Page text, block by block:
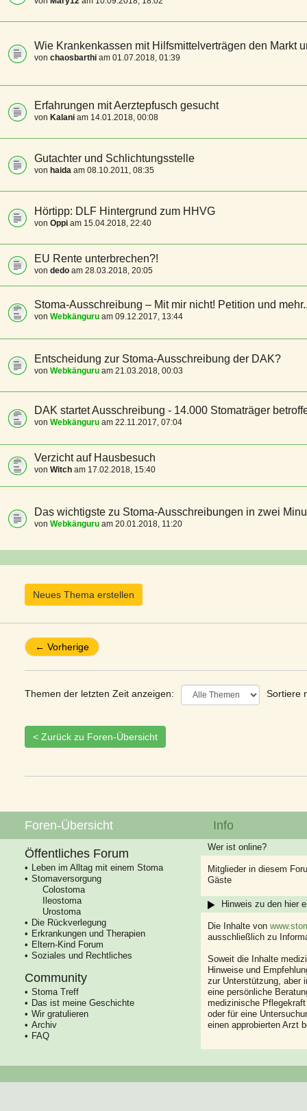
Wie Krankenkassen mit Hilfsmittelverträgen den Markt
von chaosbarthi am 01.07.2018, 01:39
Erfahrungen mit Aerztepfusch gesucht
von Kalani am 14.01.2018, 00:08
Gutachter und Schlichtungsstelle
von haida am 08.10.2011, 08:35
Hörtipp: DLF Hintergrund zum HHVG
von Oppi am 15.04.2018, 22:40
EU Rente unterbrechen?!
von dedo am 28.03.2018, 20:05
Stoma-Ausschreibung – Mit mir nicht! Petition und
von Webkänguru am 09.12.2017, 13:44
Entscheidung zur Stoma-Ausschreibung der DAK?
von Webkänguru am 21.03.2018, 00:03
DAK startet Ausschreibung - 14.000 Stomaträger
von Webkänguru am 22.11.2017, 07:04
Verzicht auf Hausbesuch
von Witch am 17.02.2018, 15:40
Das wichtigste zu Stoma-Ausschreibungen in zwei
von Webkänguru am 20.01.2018, 11:20
Neues Thema erstellen
← Vorherige
Themen der letzten Zeit anzeigen: Sortiere
< Zurück zu Foren-Übersicht
Foren-Übersicht
Öffentliches Forum
Leben im Alltag mit einem Stoma
Stomaversorgung
Colostoma
Ileostoma
Urostoma
Die Rückverlegung
Erkrankungen und Therapien
Eltern-Kind Forum
Soziales und Rechtliches
Community
Stoma Treff
Das ist meine Geschichte
Wir gratulieren
Archiv
FAQ
Info
Wer ist online?
Mitglieder in diesem
Gäste
Hinweis zu den hier
Die Inhalte von
ausschließlich zu
Soweit die Inhalte
Hinweise und
zur Unterstützung, aber
eine persönliche
medizinische
oder für eine
einen approbierten Arzt